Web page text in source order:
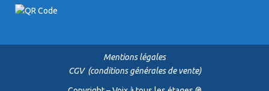
Mentions légales
CGV (conditions générales de vente)